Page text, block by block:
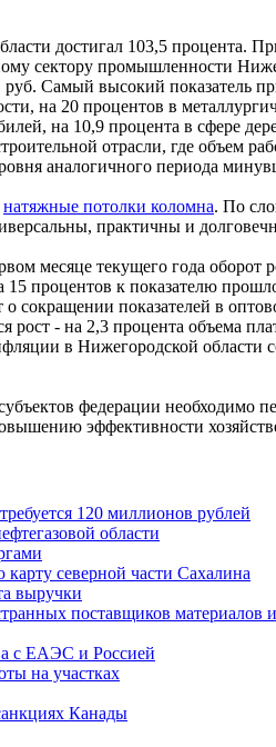
достигал 103,5 процента.
сектору промышленности
Самый высокий показатель
на 20 процентов в
на 10,9 процента в сфере
отрасли, где объем
аналогичного периода
натяжные потолки коломна. По
практичны и
месяце текущего года оборот
процентов к показателю
показателей в
рост - на 2,3 процента объема
в Нижегородской области
федерации необходимо
эффективности
120 миллионов рублей
области
карту северной части Сахалина
выручки
поставщиков материалов
с ЕАЭС и Россией
на участках
Канады